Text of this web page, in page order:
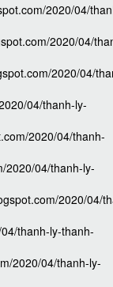
2020/04/
2020/04/
2020/04/
04/thanh-ly-
2020/04/thanh-
2020/04/thanh-ly-
2020/04/
thanh-ly-thanh-
2020/04/thanh-ly-